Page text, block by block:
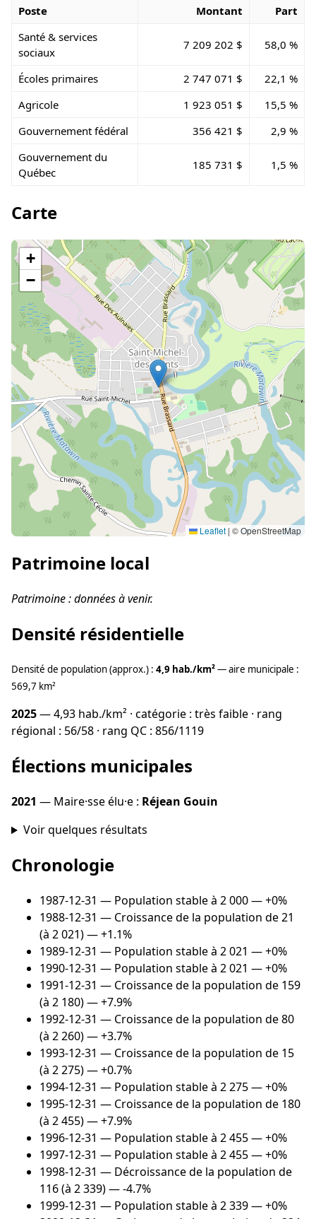
Poste Montant
Part
Santé & services
sociaux
7 209 202 $ 58,0 %
Écoles primaires 2 747 071 $
22,1 %
Agricole
1 923 051 $
15,5 %
Gouvernement fédéral
356 421 $
2,9 %
Gouvernement du
Québec
185 731 $ 1,5 %
Carte
+
−
Leaflet | © OpenStreetMap
Patrimoine local
Patrimoine : données à venir.
Densité résidentielle
Densité de population (approx.) : 4,9 hab./km²— aire municipale :
569,7 km²
2025— 4,93 hab./km² · catégorie : très faible · rang
régional : 56/58 · rang QC : 856/1119
Élections municipales
2021 — Maire·sse élu·e : Réjean Gouin
Voir quelques résultats
Chronologie
1987-12-31 — Population stable à 2 000 — +0%
1988-12-31 — Croissance de la population de 21
(à 2 021) — +1.1%
1989-12-31 — Population stable à 2 021 — +0%
1990-12-31 — Population stable à 2 021 — +0%
1991-12-31 — Croissance de la population de 159
(à 2 180) — +7.9%
1992-12-31 — Croissance de la population de 80
(à 2 260) — +3.7%
1993-12-31 — Croissance de la population de 15
(à 2 275) — +0.7%
1994-12-31 — Population stable à 2 275 — +0%
1995-12-31 — Croissance de la population de 180
(à 2 455) — +7.9%
1996-12-31 — Population stable à 2 455 — +0%
1997-12-31 — Population stable à 2 455 — +0%
1998-12-31 — Décroissance de la population de
116 (à 2 339) — -4.7%
1999-12-31 — Population stable à 2 339 — +0%